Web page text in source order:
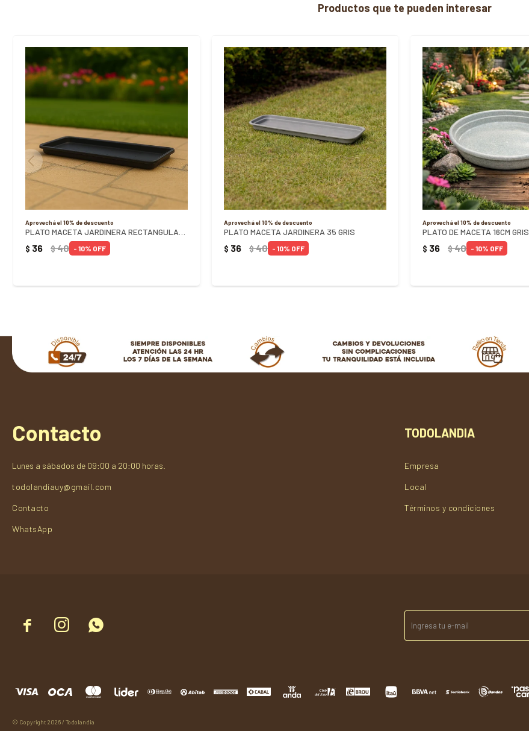
Productos que te pueden interesar
Aprovechá el 10% de descuento
$ 36 $40 10
Aprovechá el 10% de descuento
PLATO MACETA JARDINERA 35 GRIS
$ 36 $40 10
Aprovechá el 10% de descuento
PLATO DE MACETA 16CM GRIS
$ 36 $40 10
  
Contacto
Lunes a sábados de 09:00 a 20:00 horas.
todolandiauy@gmail.com
Contacto
WhatsApp
TODOLANDIA
Empresa
Local
Términos y condiciones
© Copyright 2026 / Todolandia